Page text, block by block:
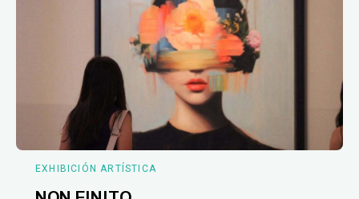
EXHIBICIÓN ARTÍSTICA